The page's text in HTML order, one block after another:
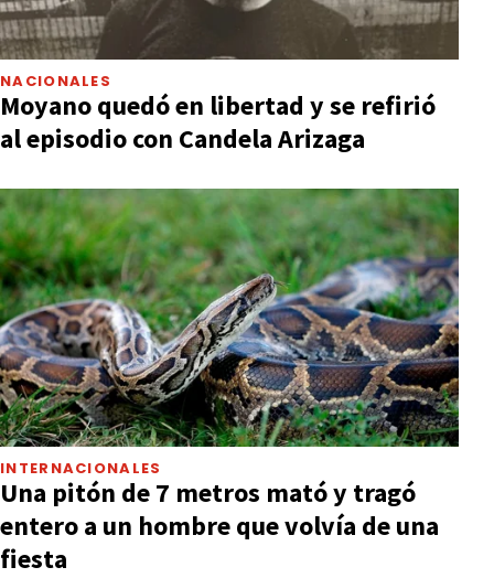
NACIONALES
Moyano quedó en libertad y se refirió
al episodio con Candela Arizaga
INTERNACIONALES
Una pitón de 7 metros mató y tragó
entero a un hombre que volvía de una
fiesta